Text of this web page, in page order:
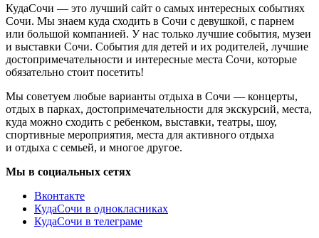
КудаСочи — это лучший сайт о самых интересных событиях
Сочи. Мы знаем куда сходить в Сочи с девушкой, с парнем
или большой компанией. У нас только лучшие события, музеи
и выставки Сочи. События для детей и их родителей, лучшие
достопримечательности и интересные места Сочи, которые
обязательно стоит посетить!
Мы советуем любые варианты отдыха в Сочи — концерты,
отдых в парках, достопримечательности для экскурсий, места,
куда можно сходить с ребенком, выставки, театры, шоу,
спортивные мероприятия, места для активного отдыха
и отдыха с семьей, и многое другое.
Мы в социальных сетях
Вконтакте
КудаСочи в однокласниках
КудаСочи в телеграме